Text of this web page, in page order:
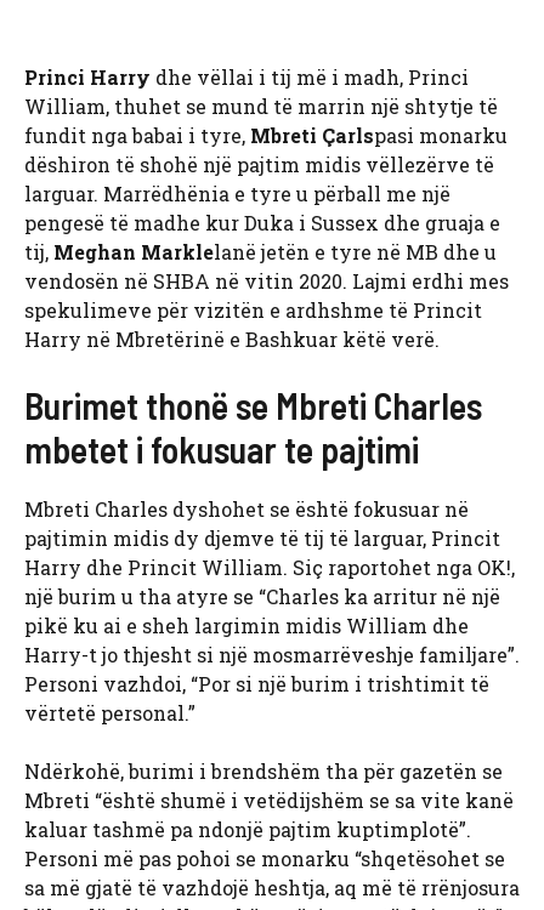
Princi Harry dhe vëllai i tij më i madh, Princi
William, thuhet se mund të marrin një shtytje të
fundit nga babai i tyre, Mbreti Çarlspasi monarku
dëshiron të shohë një pajtim midis vëllezërve të
larguar. Marrëdhënia e tyre u përball me një
pengesë të madhe kur Duka i Sussex dhe gruaja e
tij, Meghan Marklelanë jetën e tyre në MB dhe u
vendosën në SHBA në vitin 2020. Lajmi erdhi mes
spekulimeve për vizitën e ardhshme të Princit
Harry në Mbretërinë e Bashkuar këtë verë.
Burimet thonë se Mbreti Charles
mbetet i fokusuar te pajtimi
Mbreti Charles dyshohet se është fokusuar në
pajtimin midis dy djemve të tij të larguar, Princit
Harry dhe Princit William. Siç raportohet nga OK!,
një burim u tha atyre se “Charles ka arritur në një
pikë ku ai e sheh largimin midis William dhe
Harry-t jo thjesht si një mosmarrëveshje familjare”.
Personi vazhdoi, “Por si një burim i trishtimit të
vërtetë personal.”
Ndërkohë, burimi i brendshëm tha për gazetën se
Mbreti “është shumë i vetëdijshëm se sa vite kanë
kaluar tashmë pa ndonjë pajtim kuptimplotë”.
Personi më pas pohoi se monarku “shqetësohet se
sa më gjatë të vazhdojë heshtja, aq më të rrënjosura